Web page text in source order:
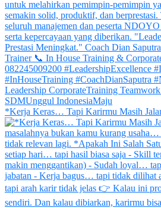
*Kerja Keras… Tapi Karirmu Masih